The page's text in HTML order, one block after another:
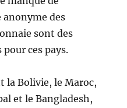
des
sont des
ces pays.
la Bolivie, le Maroc,
et le Bangladesh,